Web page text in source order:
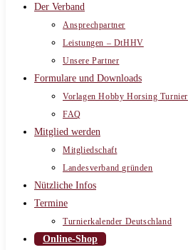
Der Verband
Ansprechpartner
Leistungen – DtHHV
Unsere Partner
Formulare und Downloads
Vorlagen Hobby Horsing Turnier
FAQ
Mitglied werden
Mitgliedschaft
Landesverband gründen
Nützliche Infos
Termine
Turnierkalender Deutschland
Online-Shop